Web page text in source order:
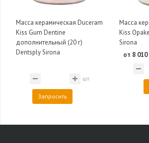
Масса керамическая Duceram
Kiss Gum Dentine
дополнительный (20 г)
Dentsply Sirona
шт
Запросить
Масса
Kiss
Sirona
от 8 010